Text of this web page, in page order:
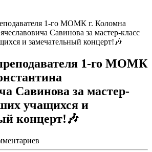
1-го МОМК г. Коломна
Савинова за мастер-класс
и замечательный концерт!🎶
1-го МОМК
Савинова за мастер-
учащихся и
концерт!🎶